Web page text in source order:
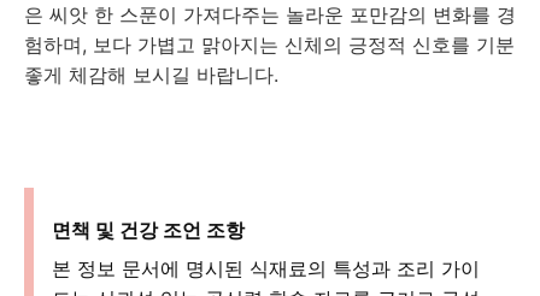
은 씨앗 한 스푼이 가져다주는 놀라운 포만감의 변화를 경
험하며, 보다 가볍고 맑아지는 신체의 긍정적 신호를 기분
좋게 체감해 보시길 바랍니다.
면책 및 건강 조언 조항
본 정보 문서에 명시된 식재료의 특성과 조리 가이